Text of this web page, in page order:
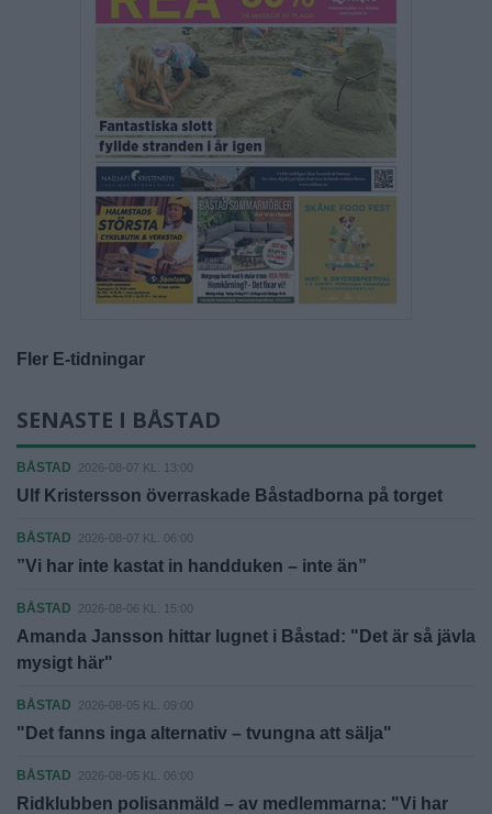
Fler E-tidningar
SENASTE I BÅSTAD
BÅSTAD 2026-08-07 KL. 13:00
Ulf Kristersson överraskade Båstadborna på torget
BÅSTAD 2026-08-07 KL. 06:00
”Vi har inte kastat in handduken – inte än”
BÅSTAD 2026-08-06 KL. 15:00
Amanda Jansson hittar lugnet i Båstad: "Det är så jävla
mysigt här"
BÅSTAD 2026-08-05 KL. 09:00
"Det fanns inga alternativ – tvungna att sälja"
BÅSTAD 2026-08-05 KL. 06:00
Ridklubben polisanmäld – av medlemmarna: "Vi har